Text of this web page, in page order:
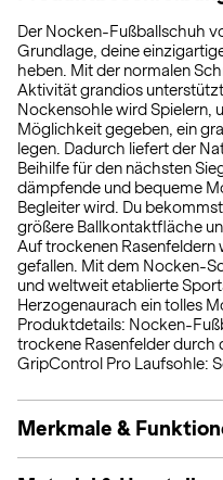
Der Nocken-Fußballschuh
Grundlage, deine
heben. Mit der normalen
Aktivität grandios
Nockensohle wird Spielern,
Möglichkeit gegeben, ein
legen. Dadurch liefert der
Beihilfe für den nächsten
dämpfende und bequeme
Begleiter wird. Du
größere Ballkontaktfläche
Auf trockenen Rasenfeldern
gefallen. Mit dem Nocken-
und weltweit etablierte
Herzogenaurach ein tolles
Produktdetails: Nocken-
trockene Rasenfelder durch
GripControl Pro Laufsohle:
Merkmale &